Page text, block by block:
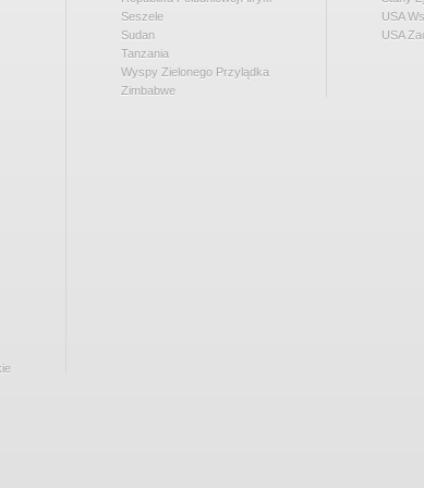
Seszele
Sudan
Tanzania
Wyspy Zielonego Przylądka
Zimbabwe
USA
USA